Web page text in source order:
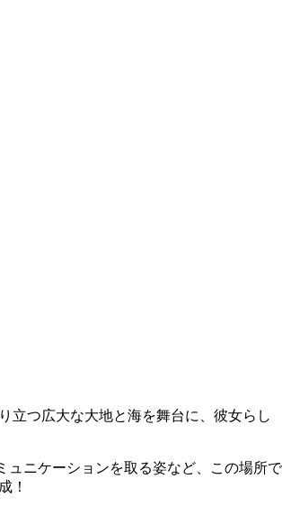
立つ広大な大地と海を舞台に、彼女らし
ュニケーションを取る姿など、この場所で
成！